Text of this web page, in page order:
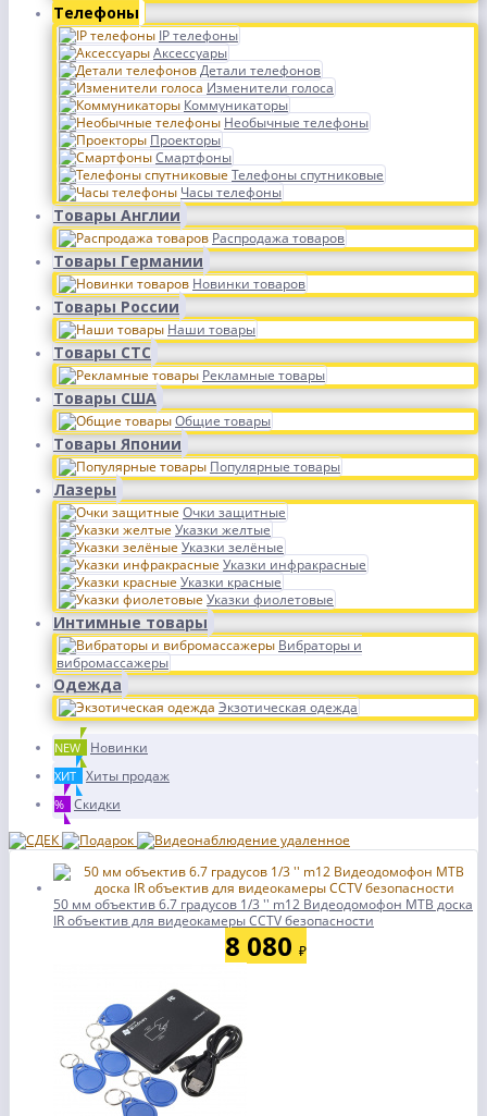
Телефоны
IP телефоны
Аксессуары
Детали телефонов
Изменители голоса
Коммуникаторы
Необычные телефоны
Проекторы
Смартфоны
Телефоны спутниковые
Часы телефоны
Товары Англии
Распродажа товаров
Товары Германии
Новинки товаров
Товары России
Наши товары
Товары СТС
Рекламные товары
Товары США
Общие товары
Товары Японии
Популярные товары
Лазеры
Очки защитные
Указки желтые
Указки зелёные
Указки инфракрасные
Указки красные
Указки фиолетовые
Интимные товары
Вибраторы и
вибромассажеры
Одежда
Экзотическая одежда
NEW Новинки
ХИТ Хиты продаж
% Скидки
50 мм объектив 6.7 градусов 1/3 '' m12 Видеодомофон МТВ доска
IR объектив для видеокамеры CCTV безопасности
8 080 ₽